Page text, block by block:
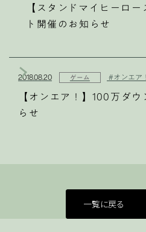
【スタンドマイヒーロ
ト開催のお知らせ
2018.08.20 ゲーム #オンエア！
【オンエア！】100万ダ
らせ
一覧に戻る